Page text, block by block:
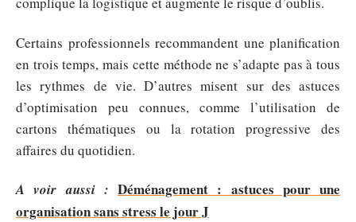
Certains professionnels recommandent une planification
en trois temps, mais cette méthode ne s’adapte pas à tous
les rythmes de vie. D’autres misent sur des astuces
d’optimisation peu connues, comme l’utilisation de
cartons thématiques ou la rotation progressive des
affaires du quotidien.
A voir aussi : Déménagement : astuces pour une
organisation sans stress le jour J